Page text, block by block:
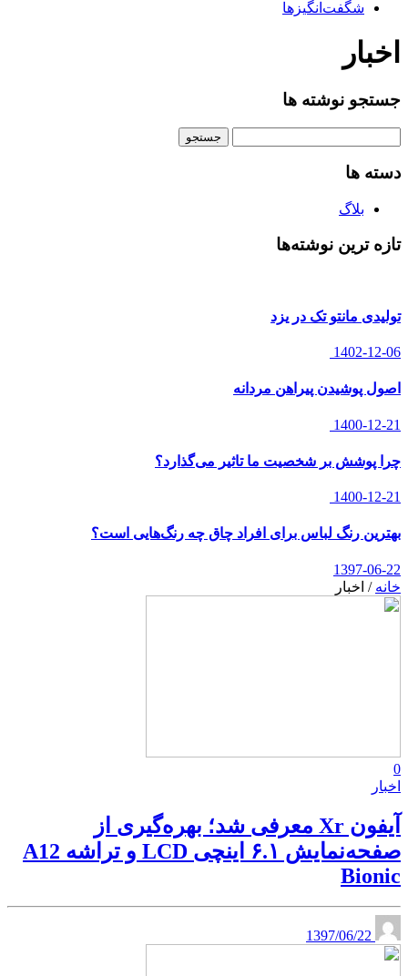
شگفت‌انگیزها
اخبار
جستجو نوشته ها
دسته ها
بلاگ
تازه ترین نوشته‌ها
تولیدی مانتو تک در یزد
1402-12-06
اصول پوشیدن پیراهن مردانه
1400-12-21
چرا پوشش بر شخصیت ما تاثیر می‌گذارد؟
1400-12-21
بهترین رنگ لباس برای افراد چاق چه رنگ‌هایی است؟
1397-06-22
خانه / اخبار
0
اخبار
آیفون Xr معرفی شد؛ بهره‌گیری از
صفحه‌نمایش ۶.۱ اینچی LCD و تراشه A12
Bionic
1397/06/22